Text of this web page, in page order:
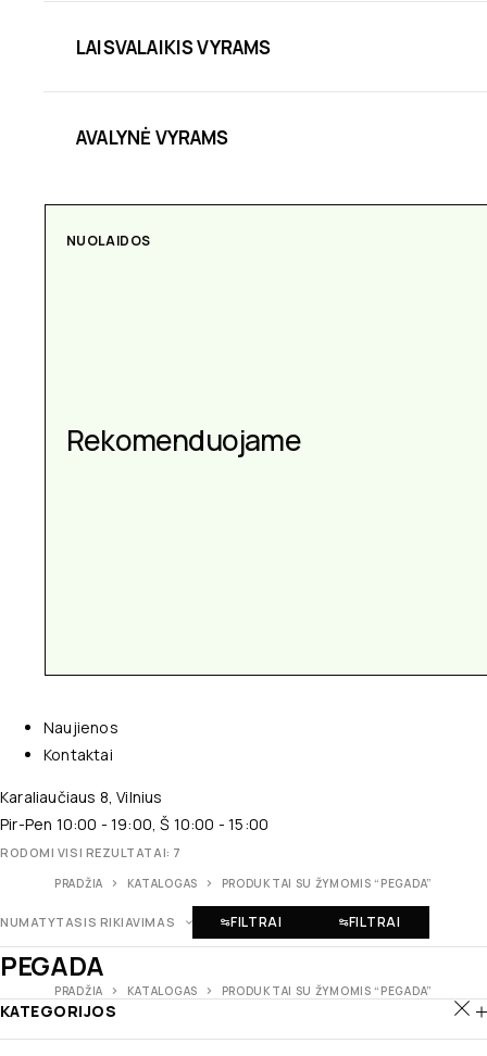
LAISVALAIKIS VYRAMS
AVALYNĖ VYRAMS
NUOLAIDOS
Rekomenduojame
AKSESUARAI
Aksesuarai kiekvienai
progai
Naujienos
Kontaktai
Karaliaučiaus 8, Vilnius
Pir-Pen 10:00 - 19:00, Š 10:00 - 15:00
RODOMI VISI REZULTATAI: 7
PRADŽIA KATALOGAS PRODUKTAI SU ŽYMOMIS “PEGADA”
NUMATYTASIS RIKIAVIMAS FILTRAI FILTRAI
PEGADA
PRADŽIA KATALOGAS PRODUKTAI SU ŽYMOMIS “PEGADA”
KATEGORIJOS